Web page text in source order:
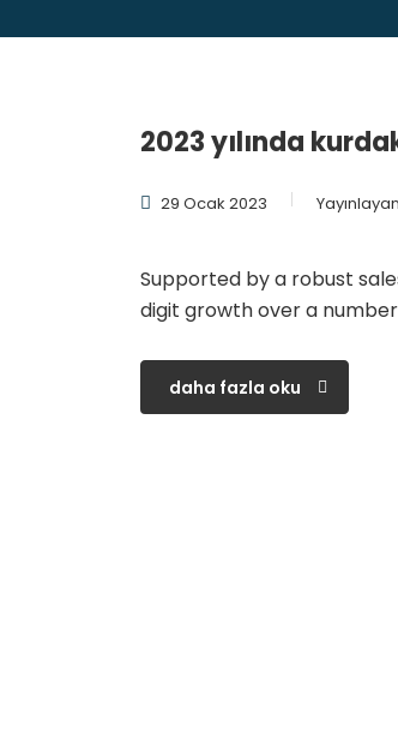
2023 yılında
29 Ocak 2023
Supported by a robust
digit growth over a
daha fazla oku